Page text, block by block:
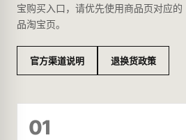
宝购买入口，请优先使用商品页对应
品淘宝页。
官方渠道说明 退换货政策
01